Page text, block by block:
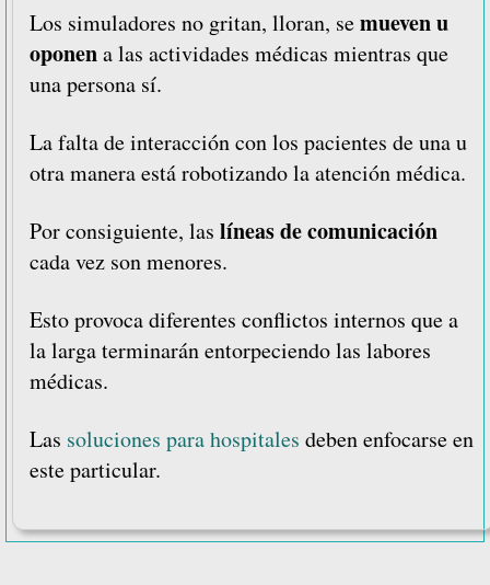
Los simuladores no gritan, lloran, semueven u
oponena las actividades médicas mientras que
una persona sí.
La falta de interacción con los pacientes de una u
otra manera está robotizando la atención médica.
Por consiguiente, las líneas de comunicación
cada vez son menores.
Esto provoca diferentes conflictos internos que a
la larga terminarán entorpeciendo las labores
médicas.
Las soluciones para hospitales deben enfocarse en
este particular.